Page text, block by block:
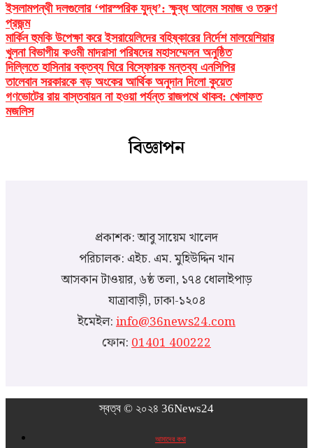
ইসলামপন্থী দলগুলোর ‘পারস্পরিক যুদ্ধ’: ক্ষুব্ধ আলেম সমাজ ও তরুণ
প্রজন্ম
মার্কিন হুমকি উপেক্ষা করে ইসরায়েলিদের বহিষ্কারের নির্দেশ মালয়েশিয়ার
খুলনা বিভাগীয় কওমী মাদরাসা পরিষদের মহাসম্মেলন অনুষ্ঠিত
দিল্লিতে হাসিনার বক্তব্য ঘিরে বিস্ফোরক মন্তব্য এনসিপির
তালেবান সরকারকে বড় অংকের আর্থিক অনুদান দিলো কুয়েত
গণভোটের রায় বাস্তবায়ন না হওয়া পর্যন্ত রাজপথে থাকব: খেলাফত
মজলিস
বিজ্ঞাপন
প্রকাশক: আবু সায়েম খালেদ
পরিচালক: এইচ. এম. মুহিউদ্দিন খান
আসকান টাওয়ার, ৬ষ্ঠ তলা, ১৭৪ ধোলাইপাড়
যাত্রাবাড়ী, ঢাকা-১২০৪
ইমেইল:info@36news24.com
ফোন:01401 400222
স্বত্ব © ২০২৪ 36News24
আমাদের কথা